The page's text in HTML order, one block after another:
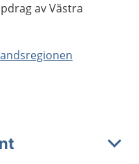
av Västra